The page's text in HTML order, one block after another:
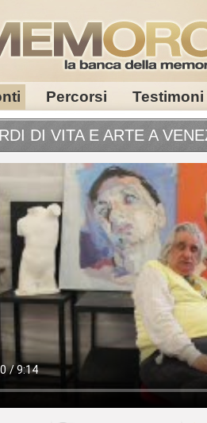
Percorsi Testimoni
DI VITA E ARTE A